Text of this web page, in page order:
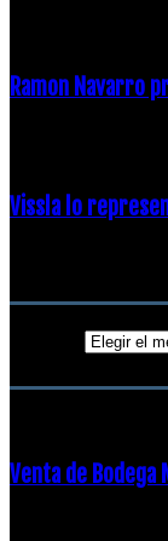
Ramon Navarro
Vissla lo
Venta de Bodega